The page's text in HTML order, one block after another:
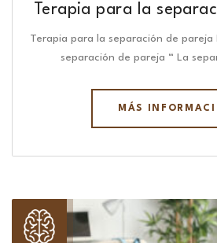
Terapia para la
Terapia para la separación de pareja
separación de pareja “ La
MÁS